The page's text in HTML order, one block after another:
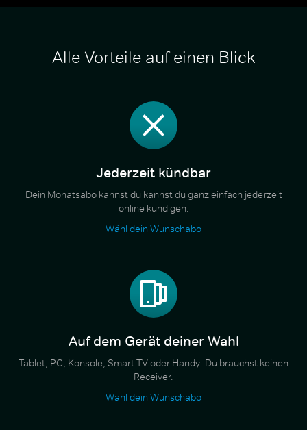
Alle Vorteile auf einen Blick
Jederzeit kündbar
Dein Monatsabo kannst du kannst du ganz einfach jederzeit
online kündigen.
Wähl dein Wunschabo
Auf dem Gerät deiner Wahl
Tablet, PC, Konsole, Smart TV oder Handy. Du brauchst keinen
Receiver.
Wähl dein Wunschabo